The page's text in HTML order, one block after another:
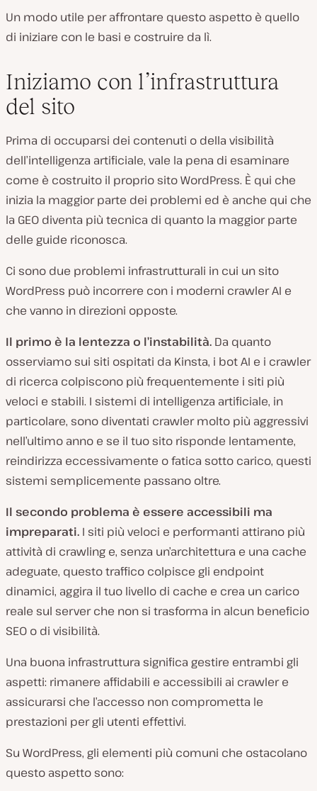
Un modo utile per affrontare questo aspetto è quello
di iniziare con le basi e costruire da lì.
Iniziamo con l’infrastruttura
del sito
Prima di occuparsi dei contenuti o della visibilità
dell’intelligenza artificiale, vale la pena di esaminare
come è costruito il proprio sito WordPress. È qui che
inizia la maggior parte dei problemi ed è anche qui che
la GEO diventa più tecnica di quanto la maggior parte
delle guide riconosca.
Ci sono due problemi infrastrutturali in cui un sito
WordPress può incorrere con i moderni crawler AI e
che vanno in direzioni opposte.
Il primo è la lentezza o l’instabilità. Da quanto
osserviamo sui siti ospitati da Kinsta, i bot AI e i crawler
di ricerca colpiscono più frequentemente i siti più
veloci e stabili. I sistemi di intelligenza artificiale, in
particolare, sono diventati crawler molto più aggressivi
nell’ultimo anno e se il tuo sito risponde lentamente,
reindirizza eccessivamente o fatica sotto carico, questi
sistemi semplicemente passano oltre.
Il secondo problema è essere accessibili ma
impreparati. I siti più veloci e performanti attirano più
attività di crawling e, senza un’architettura e una cache
adeguate, questo traffico colpisce gli endpoint
dinamici, aggira il tuo livello di cache e crea un carico
reale sul server che non si trasforma in alcun beneficio
SEO o di visibilità.
Una buona infrastruttura significa gestire entrambi gli
aspetti: rimanere affidabili e accessibili ai crawler e
assicurarsi che l’accesso non comprometta le
prestazioni per gli utenti effettivi.
Su WordPress, gli elementi più comuni che ostacolano
questo aspetto sono: